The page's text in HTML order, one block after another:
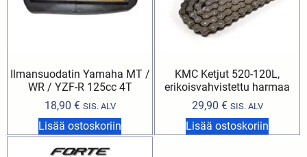
Ilmansuodatin Yamaha MT /
WR / YZF-R 125cc 4T
18,90 € SIS. ALV
Lisää ostoskoriin
KMC Ketjut 520-120L,
erikoisvahvistettu harmaa
29,90 € SIS. ALV
Lisää ostoskoriin